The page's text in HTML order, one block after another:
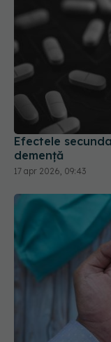
Efectele
demență
17 apr 2026, 09:43